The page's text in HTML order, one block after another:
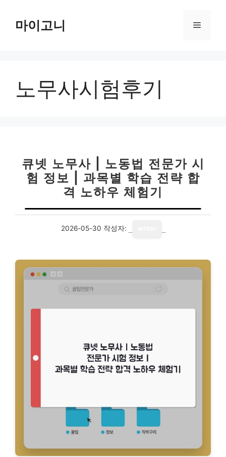
마이고니 메
노무사시험후기
큐넷 노무사 | 노동법 전문가 시
험 정보 | 과목별 학습 전략 합
격 노하우 체험기
2026-05-30 작성자: